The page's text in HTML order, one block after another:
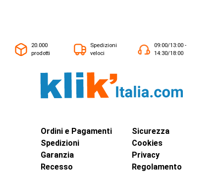
20.000
prodotti
Spedizioni
veloci
09:00/13:00 -
14:30/18:00
Ordini e Pagamenti
Spedizioni
Garanzia
Recesso
Sicurezza
Cookies
Privacy
Regolamento